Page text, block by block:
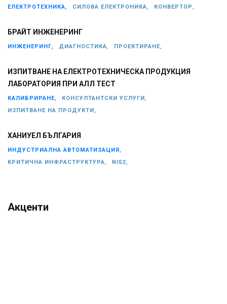
ЕЛЕКТРОТЕХНИКА, СИЛОВА ЕЛЕКТРОНИКА, КОНВЕРТОР,
БРАЙТ ИНЖЕНЕРИНГ
ИНЖЕНЕРИНГ, ДИАГНОСТИКА, ПРОЕКТИРАНЕ,
ИЗПИТВАНЕ НА ЕЛЕКТРОТЕХНИЧЕСКА ПРОДУКЦИЯ
ЛАБОРАТОРИЯ ПРИ АЛЛ ТЕСТ
КАЛИБРИРАНЕ,
КОНСУЛТАНТСКИ УСЛУГИ,
ИЗПИТВАНЕ НА ПРОДУКТИ,
ХАНИУЕЛ БЪЛГАРИЯ
ИНДУСТРИАЛНА АВТОМАТИЗАЦИЯ,
КРИТИЧНА ИНФРАСТРУКТУРА,
NIS2,
Акценти